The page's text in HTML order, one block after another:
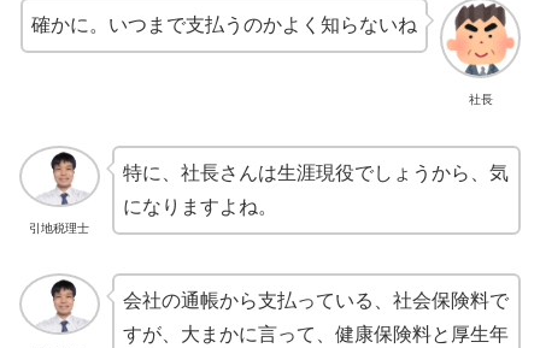
社長
確かに。いつまで支払うのかよく知らないね
引地税理士
特に、社長さんは生涯現役でしょうから、気
になりますよね。
会社の通帳から支払っている、社会保険料で
すが、大まかに言って、健康保険料と厚生年